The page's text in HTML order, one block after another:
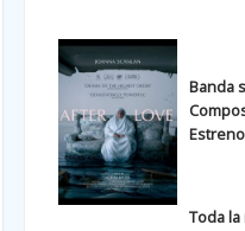
Banda
Toda